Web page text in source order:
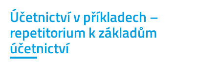
Účetnictví v příkladech –
repetitorium k základům
účetnictví